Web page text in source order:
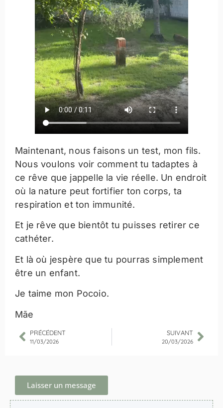
Maintenant, nous faisons un test, mon fils.
Nous voulons voir comment tu tadaptes à
ce rêve que jappelle la vie réelle. Un endroit
où la nature peut fortifier ton corps, ta
respiration et ton immunité.
Et je rêve que bientôt tu puisses retirer ce
cathéter.
Et là où jespère que tu pourras simplement
être un enfant.
Je taime mon Pocoio.
Mãe
PRÉCÉDENT
11/03/2026
SUIVANT
20/03/2026
Laisser un message